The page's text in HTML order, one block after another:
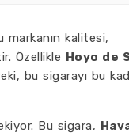
kalitesi,
Özellikle Hoyo de
bu sigarayı bu
Bu sigara,